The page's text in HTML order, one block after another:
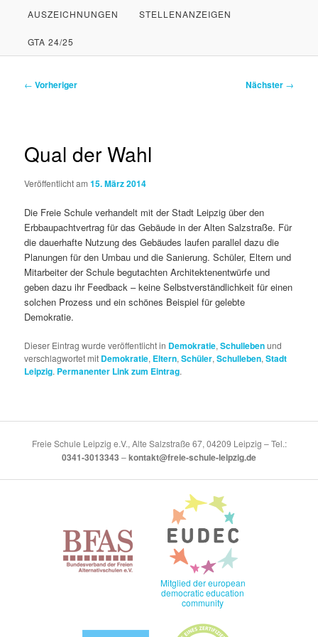
PRIMÄREN
INHALT
SPRINGEN
SEKUNDÄREN
INHALT
SPRINGEN
AUSZEICHNUNGEN STELLENANZEIGEN
GTA 24/25
Beitragsnavigation
← Vorheriger Nächster →
Qual der Wahl
Veröffentlicht am15. März 2014
Die Freie Schule verhandelt mit der Stadt Leipzig über den
Erbbaupachtvertrag für das Gebäude in der Alten Salzstraße. Für
die dauerhafte Nutzung des Gebäudes laufen parallel dazu die
Planungen für den Umbau und die Sanierung. Schüler, Eltern und
Mitarbeiter der Schule begutachten Architektenentwürfe und
geben dazu ihr Feedback – keine Selbstverständlichkeit für einen
solchen Prozess und ein schönes Beispiel für gelebte
Demokratie.
Dieser Eintrag wurde veröffentlicht in Demokratie,Schullebenund
verschlagwortet mit Demokratie, Eltern,Schüler,Schulleben,Stadt
Leipzig. Permanenter Link zum Eintrag.
Freie Schule Leipzig e.V., Alte Salzstraße 67, 04209 Leipzig – Tel.:
0341-3013343 –kontakt@freie-schule-leipzig.de
Mitglied der european
democratic education
community